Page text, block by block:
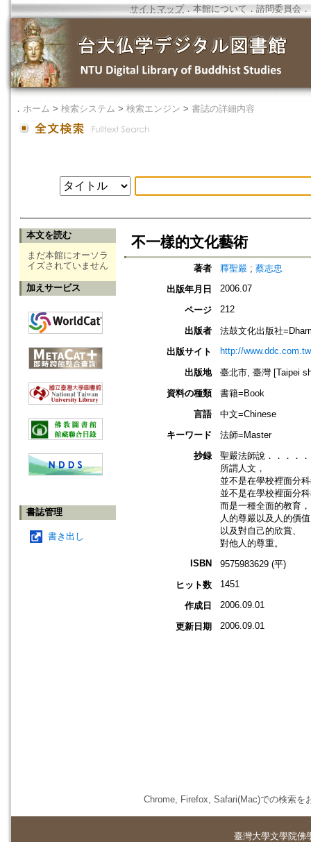
サイトマップ．本館について ． 諮問委員会 ．
． ホーム > 検索システム > 検索エンジン > 書誌の詳細内容
本文を読む
まだ本館にオーソラ
イズされていません
加えサービス
書誌管理
書き出し
不一樣的文化藝術
著者 釋聖嚴 ; 蔡志忠
出版年月日
2006.07
ページ 212
出版者
法鼓文化出版社
出版サイト
http://www.ddc.com.tw
出版地
臺北市, 臺灣 [Taipei
資料の種類
書籍=Book
言語
中文=Chinese
キーワード
法師=Master
抄録
聖嚴法師說．．．．
所謂人文，
並不是在學校裡面分
並不是在學校裡面分
而是一種全面的教育，
人的尊嚴以及人的價
以及對自己的欣賞、
對他人的尊重。
ISBN
9575983629 (平)
ヒット数
1451
作成日 2006.09.01
更新日期 2006.09.01
Chrome, Firefox, Safari(Mac)での検索を
臺灣大學文學院佛